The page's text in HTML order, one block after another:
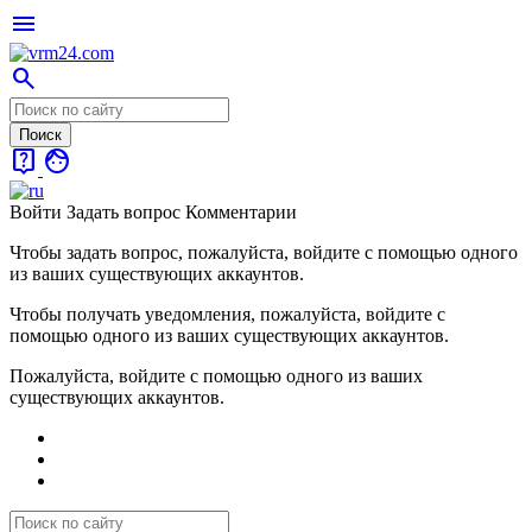
menu
search
live_help face
Войти Задать вопрос Комментарии
Чтобы задать вопрос, пожалуйста, войдите с помощью одного
из ваших существующих аккаунтов.
Чтобы получать уведомления, пожалуйста, войдите с
помощью одного из ваших существующих аккаунтов.
Пожалуйста, войдите с помощью одного из ваших
существующих аккаунтов.